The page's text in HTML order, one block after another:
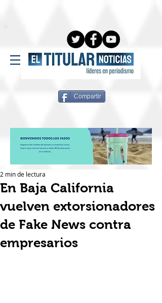
Compartir
En Baja California
vuelven extorsionadores
de Fake News contra
empresarios
2 min de lectura